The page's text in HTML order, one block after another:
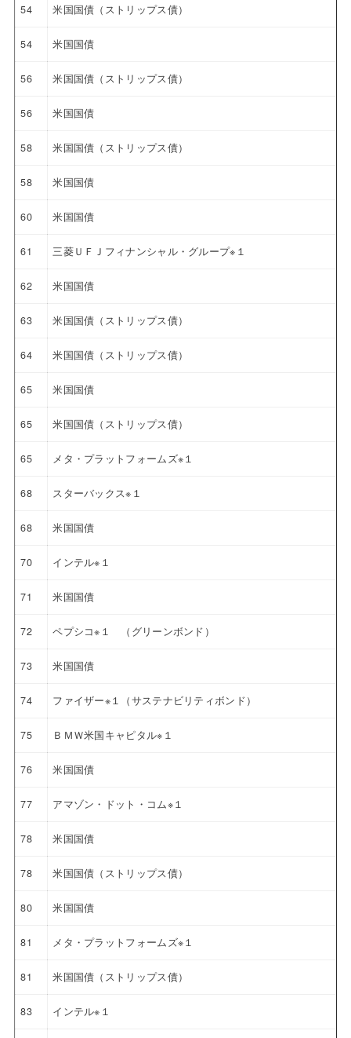
54 米国国債（ストリップス債）
54 米国国債
56 米国国債（ストリップス債）
56 米国国債
58 米国国債（ストリップス債）
58 米国国債
60 米国国債
61 三菱ＵＦＪフィナンシャル・グループ※１
62 米国国債
63 米国国債（ストリップス債）
64 米国国債（ストリップス債）
65 米国国債
65 米国国債（ストリップス債）
65 メタ・プラットフォームズ※１
68 スターバックス※１
68 米国国債
70 インテル※１
71 米国国債
72 ペプシコ※１ （グリーンボンド）
73 米国国債
74 ファイザー※１（サステナビリティボンド）
75 ＢＭＷ米国キャピタル※１
76 米国国債
77 アマゾン・ドット・コム※１
78 米国国債
78 米国国債（ストリップス債）
80 米国国債
81 メタ・プラットフォームズ※１
81 米国国債（ストリップス債）
83 インテル※１